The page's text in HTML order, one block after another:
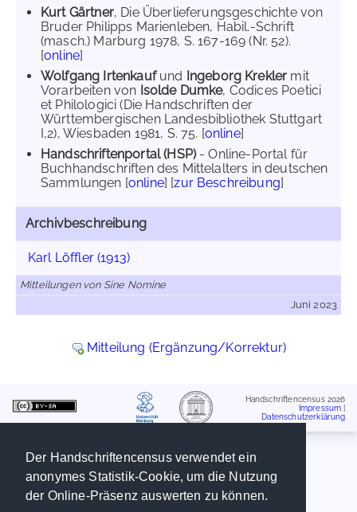
Der Handschriftencensus verwendet ein
anonymes Statistik-Cookie, um die Nutzung
der Online-Präsenz auswerten zu können.
Kurt Gärtner, Die Überlieferungsgeschichte von
Bruder Philipps Marienleben, Habil.-Schrift
(masch.) Marburg 1978, S. 167-169 (Nr. 52).
[online]
Wolfgang Irtenkaufund Ingeborg Krekler mit
Vorarbeiten von Isolde Dumke, Codices Poetici
et Philologici (Die Handschriften der
Württembergischen Landesbibliothek Stuttgart
I,2), Wiesbaden 1981, S. 75. [online]
Handschriftenportal (HSP)- Online-Portal für
Buchhandschriften des Mittelalters in deutschen
Sammlungen [online] [zur Beschreibung]
Archivbeschreibung
Karl Löffler (1913)
Mitteilungen von Sine Nomine
Juni 2023
Mitteilung (Ergänzung/Korrektur)
Handschriftencensus 2026
Impressum
Datenschutzerklärung